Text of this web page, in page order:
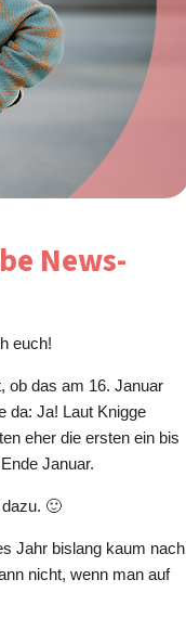
News-
euch!
ob das am 16. Januar
da: Ja! Laut Knigge
eher die ersten ein bis
Januar.
🙂
Jahr bislang kaum nach
nicht, wenn man auf